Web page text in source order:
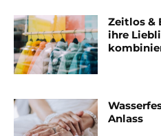
Zeitlos &
ihre
Anlass